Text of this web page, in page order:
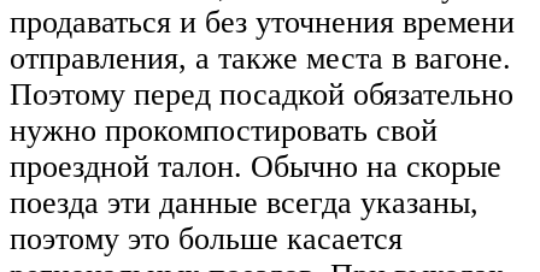
продаваться и без уточнения времени
отправления, а также места в вагоне.
Поэтому перед посадкой обязательно
нужно прокомпостировать свой
проездной талон. Обычно на скорые
поезда эти данные всегда указаны,
поэтому это больше касается